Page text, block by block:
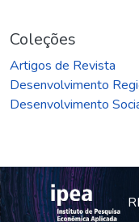
Coleções
Artigos de Revista
Desenvolvimento
Desenvolvimento